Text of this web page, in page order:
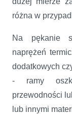
różna w
Na pękanie
naprężeń
dodatkowych
- ramy
przewodności
lub innymi